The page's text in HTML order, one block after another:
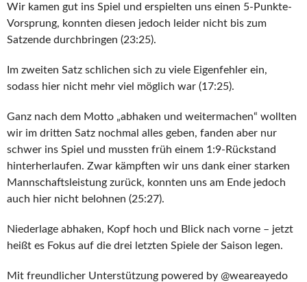
Wir kamen gut ins Spiel und erspielten uns einen 5-Punkte-
Vorsprung, konnten diesen jedoch leider nicht bis zum
Satzende durchbringen (23:25).
Im zweiten Satz schlichen sich zu viele Eigenfehler ein,
sodass hier nicht mehr viel möglich war (17:25).
Ganz nach dem Motto „abhaken und weitermachen“ wollten
wir im dritten Satz nochmal alles geben, fanden aber nur
schwer ins Spiel und mussten früh einem 1:9-Rückstand
hinterherlaufen. Zwar kämpften wir uns dank einer starken
Mannschaftsleistung zurück, konnten uns am Ende jedoch
auch hier nicht belohnen (25:27).
Niederlage abhaken, Kopf hoch und Blick nach vorne – jetzt
heißt es Fokus auf die drei letzten Spiele der Saison legen.
Mit freundlicher Unterstützung powered by @weareayedo